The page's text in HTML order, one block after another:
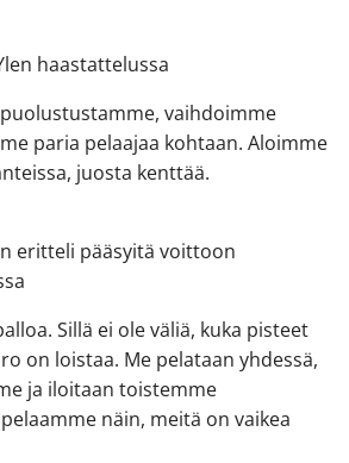
haastattelussa
vaihdoimme
paria pelaajaa kohtaan. Aloimme
juosta kenttää.
eritteli pääsyitä voittoon
Sillä ei ole väliä, kuka pisteet
on loistaa. Me pelataan yhdessä,
ja iloitaan toistemme
näin, meitä on vaikea